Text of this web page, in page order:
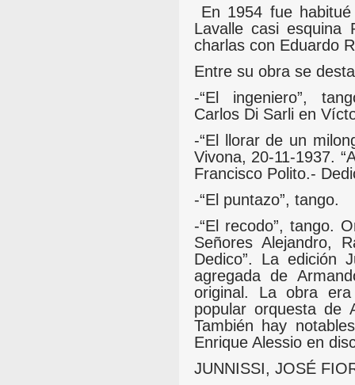
En 1954 fue habitué
Lavalle casi esquina
charlas con Eduardo
Entre su obra se
-“El ingeniero”,
Carlos Di Sarli en
-“El llorar de un
Vivona, 20-11-1937.
Francisco Polito.-
-“El puntazo”, tango.
-“El recodo”, tango.
Señores Alejandro,
Dedico”. La edición
agregada de
original. La obra
popular orquesta de
También hay
Enrique Alessio en
JUNNISSI, JOSÉ